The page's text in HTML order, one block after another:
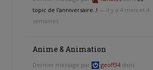
topic de l'anniversaire..! — il y a 4 mois et 4
semaines
Anime & Animation
Dernier message par geoff34 dans